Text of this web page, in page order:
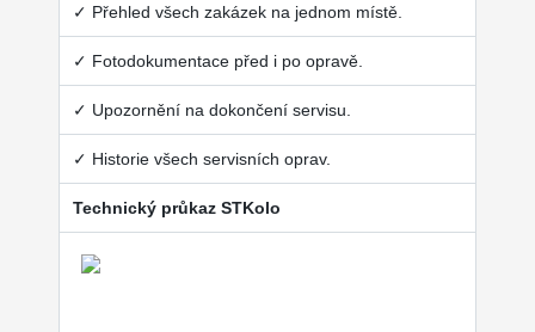
✓ Přehled všech zakázek na jednom místě.
✓ Fotodokumentace před i po opravě.
✓ Upozornění na dokončení servisu.
✓ Historie všech servisních oprav.
Technický průkaz STKolo